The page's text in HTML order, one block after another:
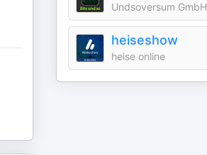
Undsoversum GmbH
heiseshow
heise online